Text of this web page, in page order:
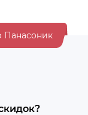
Панасоник